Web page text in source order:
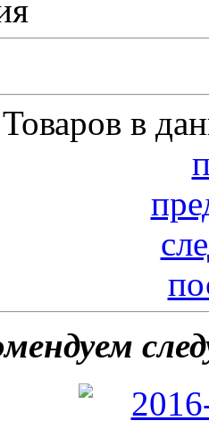
Товаров в